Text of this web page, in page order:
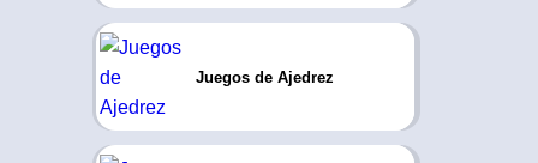
Juegos de Ajedrez